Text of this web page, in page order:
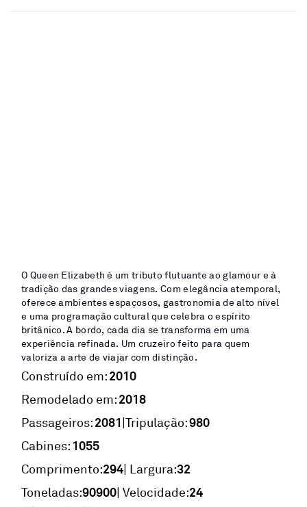
O Queen Elizabeth é um tributo flutuante ao glamour e à
tradição das grandes viagens. Com elegância atemporal,
oferece ambientes espaçosos, gastronomia de alto nível
e uma programação cultural que celebra o espírito
britânico. A bordo, cada dia se transforma em uma
experiência refinada. Um cruzeiro feito para quem
valoriza a arte de viajar com distinção.
Construído em:2010
Remodelado em:2018
Passageiros:2081|Tripulação:980
Cabines: 1055
Comprimento:294| Largura:32
Toneladas:90900| Velocidade:24